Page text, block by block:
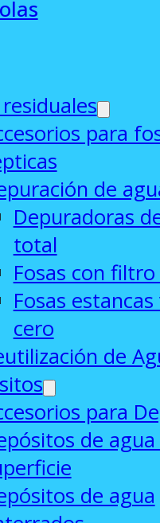
para
de
Depuradoras
total
Fosas con
Fosas
cero
de
para
de
de agua